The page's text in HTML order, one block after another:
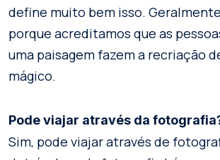
define muito bem isso.
porque acreditamos que as
uma paisagem fazem a recriação
mágico.
Pode viajar através da
Sim, pode viajar através de